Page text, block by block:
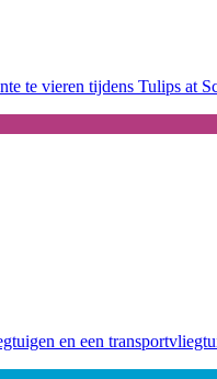
te vieren tijdens Tulips at
en een